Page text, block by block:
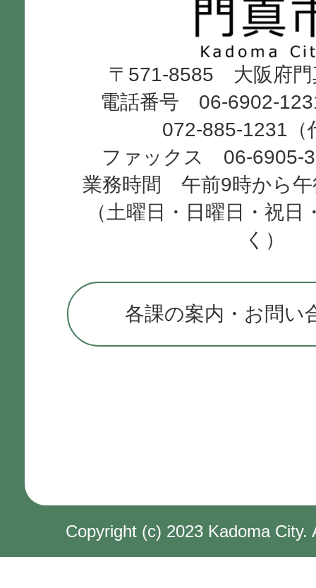
市
Kadoma
City
〒571-8585 大阪府門
電話番号 06-6902-
072-885-1231（
ファックス 06-6905-
業務時間 午前9時から午
（土曜日・日曜日・祝日
く）
各課の案内・お問い
Copyright (c) 2023 Kadoma City.